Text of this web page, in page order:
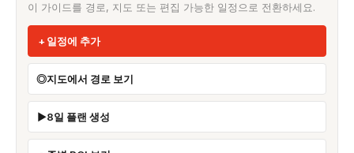
이 가이드를 경로, 지도 또는 편집 가능한 일정으로 전환하세요.
일정에 추가
지도에서 경로 보기
8일 플랜 생성